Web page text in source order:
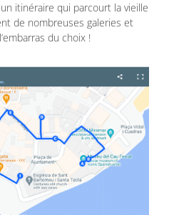
itinéraire qui parcourt la vieille
de nombreuses galeries et
du choix !